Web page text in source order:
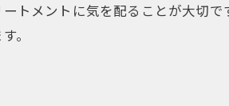
トメントに気を配ることが大切
。